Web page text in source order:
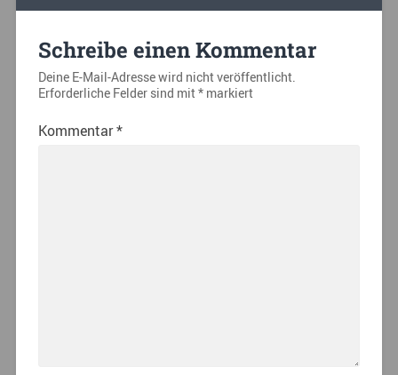
Schreibe einen Kommentar
Deine E-Mail-Adresse wird nicht veröffentlicht.
Erforderliche Felder sind mit*markiert
Kommentar*